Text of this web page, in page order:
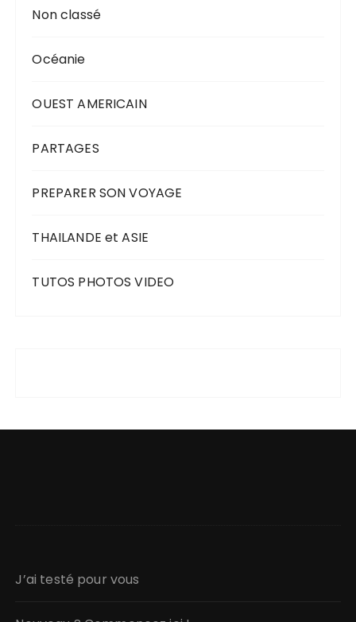
Non classé
Océanie
OUEST AMERICAIN
PARTAGES
PREPARER SON VOYAGE
THAILANDE et ASIE
TUTOS PHOTOS VIDEO
J’ai testé pour vous